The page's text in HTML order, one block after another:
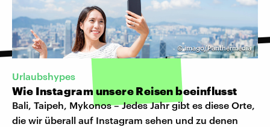
©imago/Panthermedia
Urlaubshypes
Wie Instagram unsere Reisen beeinflusst
Bali, Taipeh, Mykonos – Jedes Jahr gibt es diese Orte,
die wir überall auf Instagram sehen und zu denen